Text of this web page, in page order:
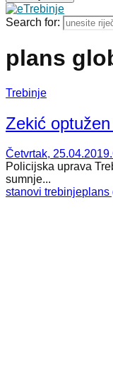
Search for:
plans
Trebinje
Zekić
Četvrtak, 25.04.2019.
Policijska uprava
sumnje...
stanovi trebinjeplans